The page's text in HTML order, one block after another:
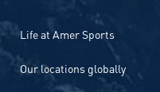
Life at Amer Sports
Our locations globally